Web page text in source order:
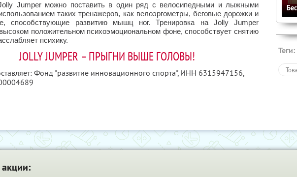
Jumper можно поставить в один ряд с велосипедными и лыжными
таких тренажеров, как велоэргометры, беговые дорожки и
способствующие развитию мышц ног. Тренировка на Jolly Jumper
положительном психоэмоциональном фоне, способствует снятию
психику.
JOLLY JUMPER – ПРЫГНИ ВЫШЕ ГОЛОВЫ!
Фонд "развитие инновационного спорта", ИНН 6315947156,
Теги: